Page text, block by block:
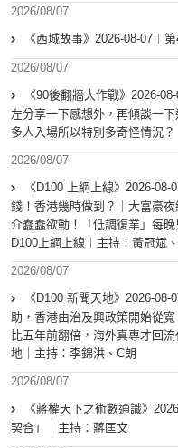
2026/08/07
《西城故事》2026-08-07︱
2026/08/07
《90後翻牆大作戰》2026-
左分享一下感想外，再傾談一
多人入場所以特別多奇怪情況
2026/08/07
《D100 上綱上線》2026-
錢！香港幾時做到？｜大富豪
介蠢蠢欲動！「低調復業」每
D100上綱上線︱主持：黃冠斌
2026/08/07
《D100 新聞天地》2026-
助，香港由治及興政策開始從
比五年前翻倍，海外真專才回
地｜主持：李錦洪、C朗
2026/08/07
《蔣權天下之術數通識》
契合」｜主持：蔣匡文